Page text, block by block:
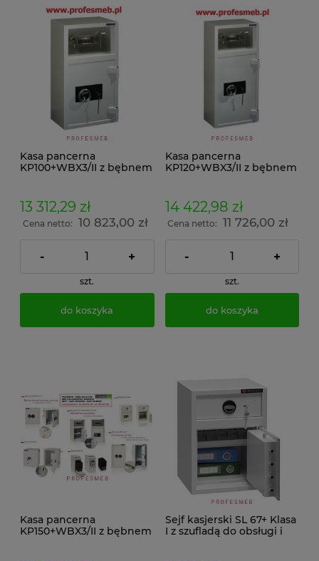
Kasa pancerna
KP100+WBX3/II z bębnem
13 312,29 zł
Cena netto: 10 823,00 zł
- +
szt.
do koszyka
Kasa pancerna
KP120+WBX3/II z bębnem
14 422,98 zł
Cena netto: 11 726,00 zł
- +
szt.
do koszyka
Kasa pancerna
KP150+WBX3/II z bębnem
Sejf kasjerski SL 67+ Klasa
I z szufladą do obsługi i